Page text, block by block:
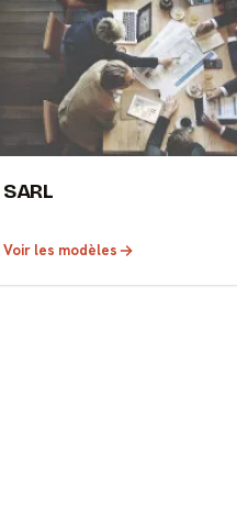
SARL
Voir les modèles